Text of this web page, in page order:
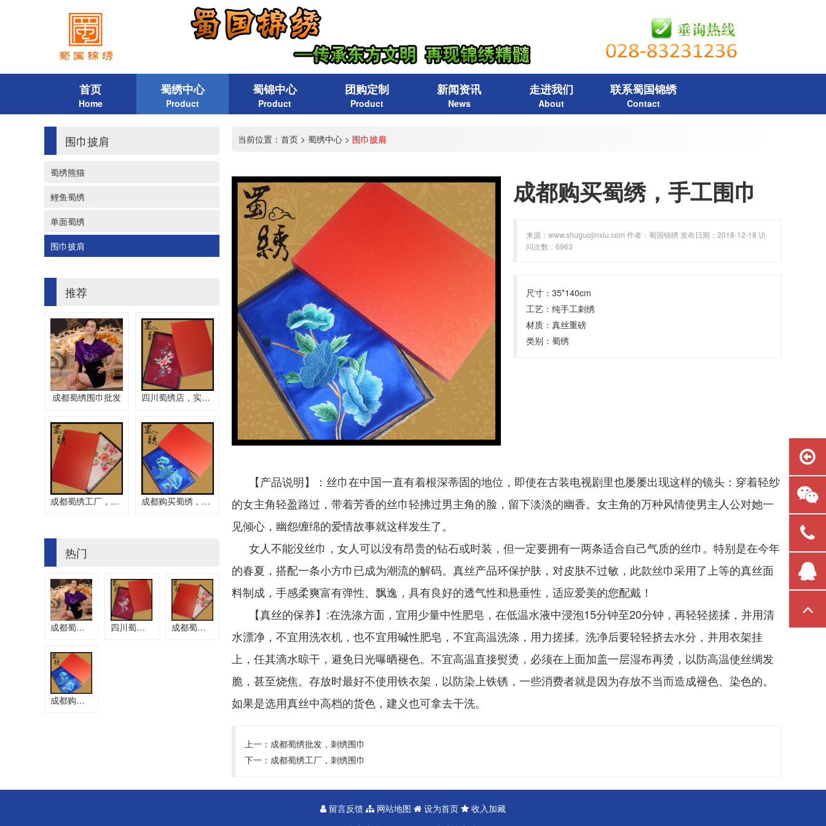
首页
Home
蜀绣中心
Product
蜀锦中心
Product
团购定制
Product
新闻资讯
News
走进我们
About
联系蜀国锦绣
Contact
围巾披肩
蜀绣熊猫
鲤鱼蜀绣
单面蜀绣
围巾披肩
推荐
成都蜀绣围巾批发 四川蜀绣店，实用围巾
成都蜀绣工厂，刺绣围巾 成都购买蜀绣，手工围巾
热门
成都蜀绣围巾批发 四川蜀绣店，实用围巾 成都蜀绣工厂，刺绣围巾
成都购买蜀绣，手工围巾
当前位置： 首页 > 蜀绣中心 > 围巾披肩
成都购买蜀绣，手工围巾
来源：www.shuguojinxiu.com 作者：蜀国锦绣 发布日期：2018-12-18 访
问次数：6963
尺寸：35*140cm
工艺：纯手工刺绣
材质：真丝重磅
类别：蜀绣
【产品说明】：丝巾在中国一直有着根深蒂固的地位，即使在古装电视剧里也屡屡出现这样的镜头：穿着轻纱
的女主角轻盈路过，带着芳香的丝巾轻拂过男主角的脸，留下淡淡的幽香。女主角的万种风情使男主人公对她一
见倾心，幽怨缠绵的爱情故事就这样发生了。
女人不能没丝巾，女人可以没有昂贵的钻石或时装，但一定要拥有一两条适合自己气质的丝巾。特别是在今年
的春夏，搭配一条小方巾已成为潮流的解码。真丝产品环保护肤，对皮肤不过敏，此款丝巾采用了上等的真丝面
料制成，手感柔爽富有弹性、飘逸，具有良好的透气性和悬垂性，适应爱美的您配戴！
【真丝的保养】 :在洗涤方面，宜用少量中性肥皂，在低温水液中浸泡15分钟至20分钟，再轻轻搓揉，并用清
水漂净，不宜用洗衣机，也不宜用碱性肥皂，不宜高温洗涤，用力搓揉。洗净后要轻轻挤去水分，并用衣架挂
上，任其滴水晾干，避免日光曝晒褪色。不宜高温直接熨烫，必须在上面加盖一层湿布再烫，以防高温使丝绸发
脆，甚至烧焦。存放时最好不使用铁衣架，以防染上铁锈，一些消费者就是因为存放不当而造成褪色、染色的。
如果是选用真丝中高档的货色，建义也可拿去干洗。
上一： 成都蜀绣批发，刺绣围巾
下一： 成都蜀绣工厂，刺绣围巾
留言反馈 网站地图 设为首页
收入加藏